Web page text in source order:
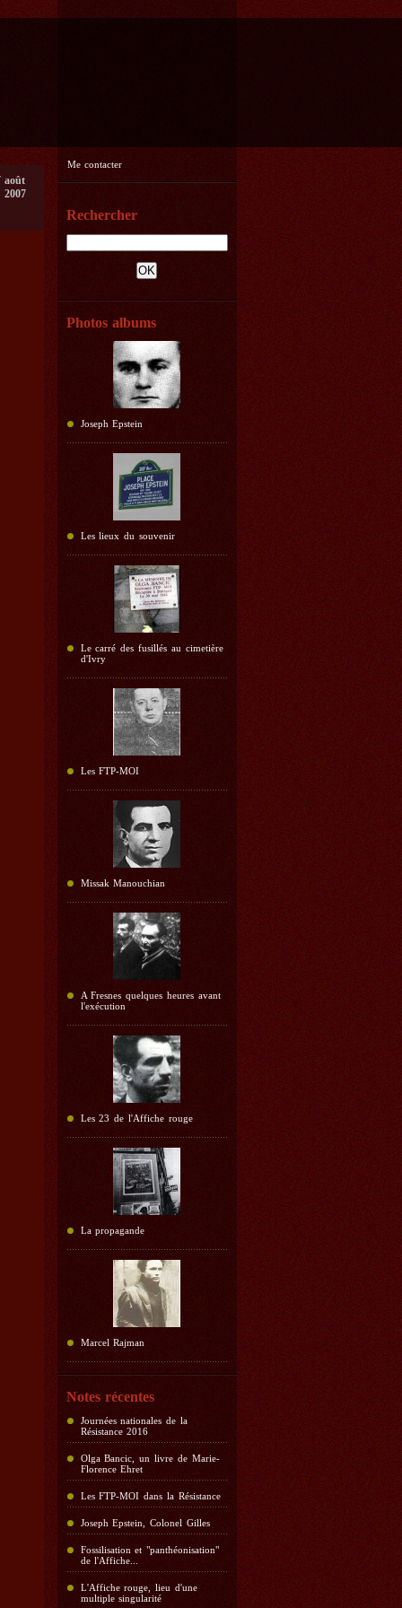
Me contacter
Rechercher
Photos albums
Joseph Epstein
Les lieux du souvenir
Le carré des fusillés au cimetière
d'Ivry
Les FTP-MOI
Missak Manouchian
A Fresnes quelques heures avant
l'exécution
Les 23 de l'Affiche rouge
La propagande
Marcel Rajman
Notes récentes
Journées nationales de la
Résistance 2016
Olga Bancic, un livre de Marie-
Florence Ehret
Les FTP-MOI dans la Résistance
Joseph Epstein, Colonel Gilles
Fossilisation et "panthéonisation"
de l'Affiche...
L'Affiche rouge, lieu d'une
multiple singularité
août
2007